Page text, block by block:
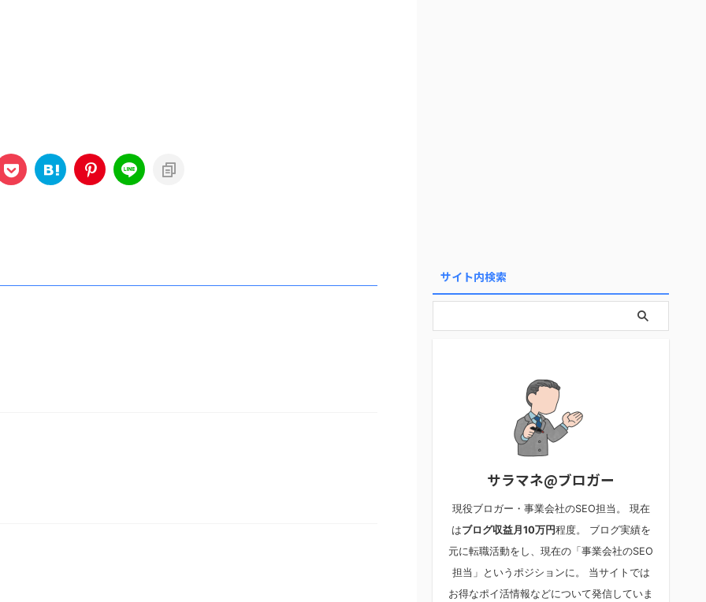
サイト内検索
サラマネ@ブロガー
現役ブロガー・事業会社のSEO担当。 現在
はブログ収益月10万円程度。 ブログ実績を
元に転職活動をし、現在の「事業会社のSEO
担当」というポジションに。 当サイトでは
お得なポイ活情報などについて発信していま